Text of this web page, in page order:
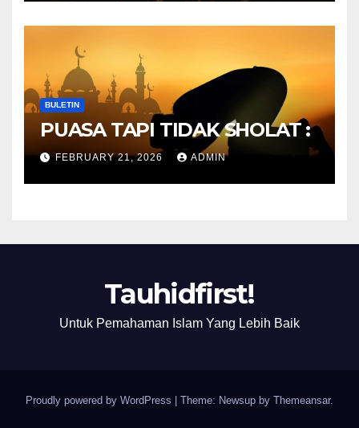
BULETIN
PUASA TAPI TIDAK SHOLAT :
FEBRUARY 21, 2026 ADMIN
Tauhidfirst!
Untuk Pemahaman Islam Yang Lebih Baik
Proudly powered by WordPress Theme: Newsup by Themeansar.